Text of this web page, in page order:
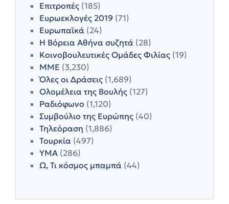
Επιτροπές (185)
Ευρωεκλογές 2019 (71)
Ευρωπαϊκά (24)
Η Βόρεια Αθήνα συζητά (28)
Κοινοβουλευτικές Ομάδες Φιλίας (19)
ΜΜΕ (3,230)
Όλες οι Δράσεις (1,689)
Ολομέλεια της Βουλής (127)
Ραδιόφωνο (1,120)
Συμβούλιο της Ευρώπης (40)
Τηλεόραση (1,886)
Τουρκία (497)
ΥΜΑ (286)
Ω, Τι κόσμος μπαμπά (44)